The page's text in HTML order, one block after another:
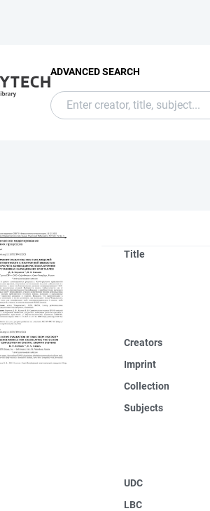
ADVANCED SEARCH
Title
Creators
Imprint
Collection
Subjects
UDC
LBC